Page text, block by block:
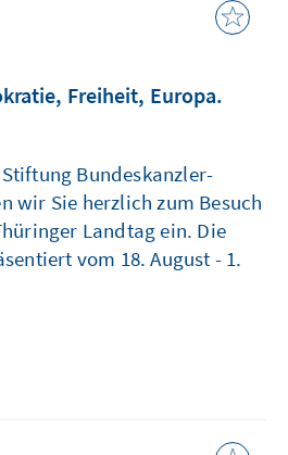
Freiheit, Europa.
Bundeskanzler-
wir Sie herzlich zum Besuch
Landtag ein. Die
vom 18. August - 1.